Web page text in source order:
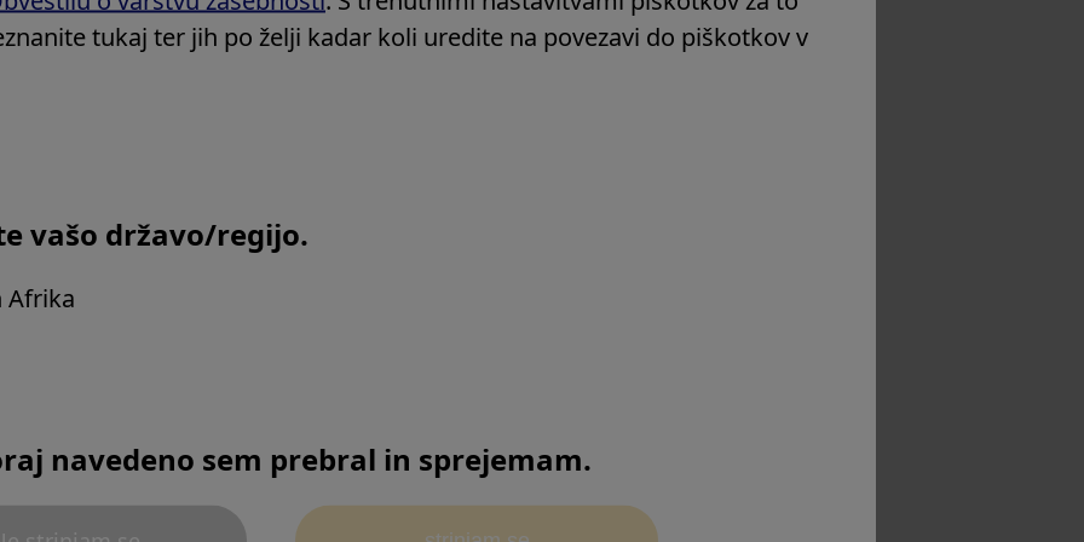
Vietnam
Druge države v Aziji
Macintosh
telefon / tablica)
Nazaj na VRH
tukaj ter jih po želji kadar koli uredite na povezavi do piškotkov v
vašo državo/regijo.
Afrika
navedeno sem prebral in sprejemam.